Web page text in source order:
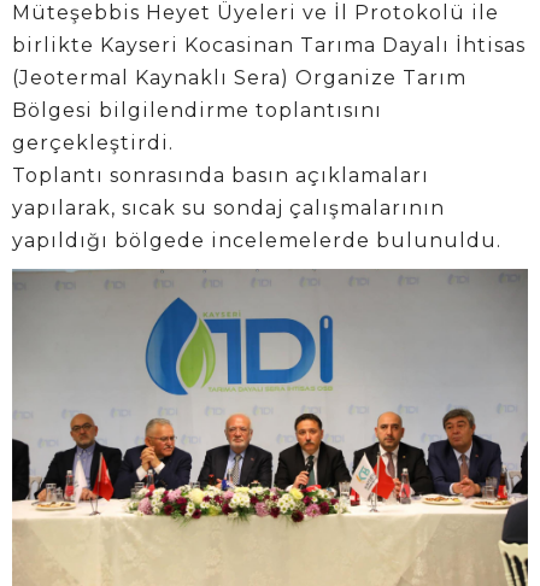
Müteşebbis Heyet Üyeleri ve İl Protokolü ile
birlikte Kayseri Kocasinan Tarıma Dayalı İhtisas
(Jeotermal Kaynaklı Sera) Organize Tarım
Bölgesi bilgilendirme toplantısını
gerçekleştirdi.
Toplantı sonrasında basın açıklamaları
yapılarak, sıcak su sondaj çalışmalarının
yapıldığı bölgede incelemelerde bulunuldu.